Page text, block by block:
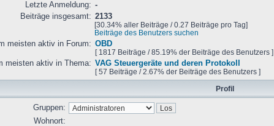
Letzte Anmeldung: -
Beiträge insgesamt: 2133
[30.34% aller Beiträge / 0.27 Beiträge pro Tag]
Beiträge des Benutzers suchen
meisten aktiv in Forum: OBD
[ 1817 Beiträge / 85.19% der Beiträge des Benutzers ]
meisten aktiv in Thema: VAG Steuergeräte und deren Protokoll
[ 57 Beiträge / 2.67% der Beiträge des Benutzers ]
Profil
Gruppen:
Wohnort: